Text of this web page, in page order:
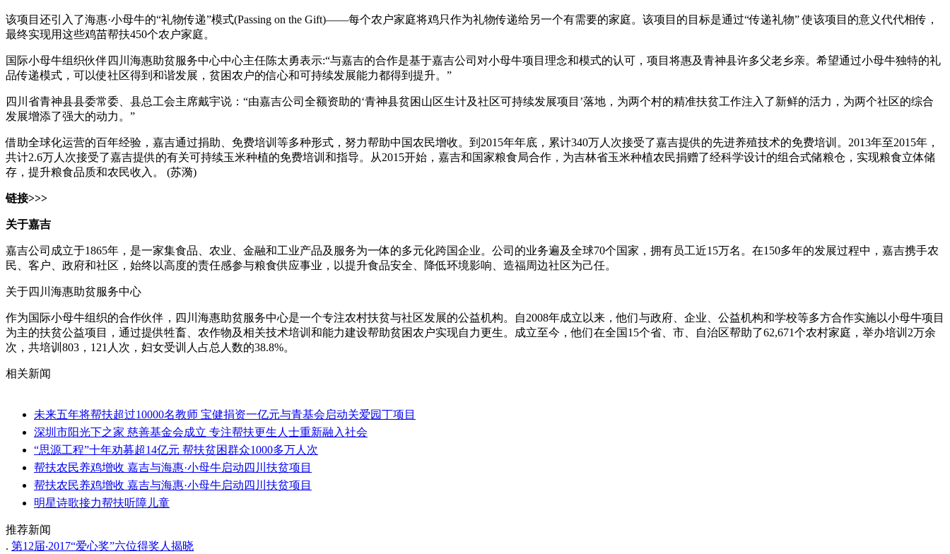
该项目还引入了海惠·小母牛的“礼物传递”模式(Passing on the Gift)——每个农户家庭将鸡只作为礼物传递给另一个有需要的家庭。该项目的目标是通过“传递礼物” 使该项目的意义代代相传，
最终实现用这些鸡苗帮扶450个农户家庭。
国际小母牛组织伙伴四川海惠助贫服务中心中心主任陈太勇表示:“与嘉吉的合作是基于嘉吉公司对小母牛项目理念和模式的认可，项目将惠及青神县许多父老乡亲。希望通过小母牛独特的礼
品传递模式，可以使社区得到和谐发展，贫困农户的信心和可持续发展能力都得到提升。”
四川省青神县县委常委、县总工会主席戴宇说：“由嘉吉公司全额资助的‘青神县贫困山区生计及社区可持续发展项目’落地，为两个村的精准扶贫工作注入了新鲜的活力，为两个社区的综合
发展增添了强大的动力。”
借助全球化运营的百年经验，嘉吉通过捐助、免费培训等多种形式，努力帮助中国农民增收。到2015年年底，累计340万人次接受了嘉吉提供的先进养殖技术的免费培训。2013年至2015年，
共计2.6万人次接受了嘉吉提供的有关可持续玉米种植的免费培训和指导。从2015开始，嘉吉和国家粮食局合作，为吉林省玉米种植农民捐赠了经科学设计的组合式储粮仓，实现粮食立体储
存，提升粮食品质和农民收入。 (苏漪)
链接>>>
关于嘉吉
嘉吉公司成立于1865年，是一家集食品、农业、金融和工业产品及服务为一体的多元化跨国企业。公司的业务遍及全球70个国家，拥有员工近15万名。在150多年的发展过程中，嘉吉携手农
民、客户、政府和社区，始终以高度的责任感参与粮食供应事业，以提升食品安全、降低环境影响、造福周边社区为己任。
关于四川海惠助贫服务中心
作为国际小母牛组织的合作伙伴，四川海惠助贫服务中心是一个专注农村扶贫与社区发展的公益机构。自2008年成立以来，他们与政府、企业、公益机构和学校等多方合作实施以小母牛项目
为主的扶贫公益项目，通过提供牲畜、农作物及相关技术培训和能力建设帮助贫困农户实现自力更生。成立至今，他们在全国15个省、市、自治区帮助了62,671个农村家庭，举办培训2万余
次，共培训803，121人次，妇女受训人占总人数的38.8%。
相关新闻
未来五年将帮扶超过10000名教师 宝健捐资一亿元与青基会启动关爱园丁项目
深圳市阳光下之家 慈善基金会成立 专注帮扶更生人士重新融入社会
“思源工程”十年劝募超14亿元 帮扶贫困群众1000多万人次
帮扶农民养鸡增收 嘉吉与海惠·小母牛启动四川扶贫项目
帮扶农民养鸡增收 嘉吉与海惠·小母牛启动四川扶贫项目
明星诗歌接力帮扶听障儿童
推荐新闻
. 第12届‧2017“爱心奖”六位得奖人揭晓